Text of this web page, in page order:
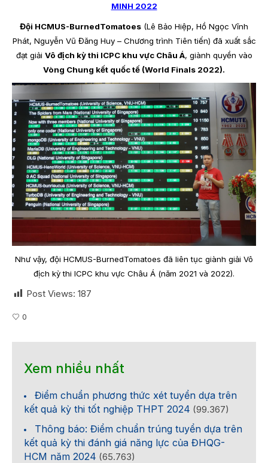
MINH 2022
Đội HCMUS-BurnedTomatoes (Lê Bảo Hiệp, Hồ Ngọc Vĩnh
Phát, Nguyễn Vũ Đăng Huy – Chương trình Tiên tiến) đã xuất sắc
đạt giải Vô địch kỳ thi ICPC khu vực Châu Á, giành quyền vào
Vòng Chung kết quốc tế (World Finals 2022).
Như vậy, đội HCMUS-BurnedTomatoes đã liên tục giành giải Vô
địch kỳ thi ICPC khu vực Châu Á (năm 2021 và 2022).
Post Views: 187
0
Xem nhiều nhất
Điểm chuẩn phương thức xét tuyển dựa trên
kết quả kỳ thi tốt nghiệp THPT 2024 (99.367)
Thông báo: Điểm chuẩn trúng tuyển dựa trên
kết quả kỳ thi đánh giá năng lực của ĐHQG-
HCM năm 2024 (65.763)